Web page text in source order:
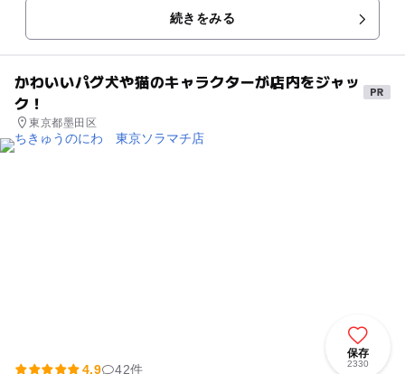
続きをみる
かわいいパグ犬や猫のキャラクターが店内をジャッ
ク！
東京都墨田区
保存
2330
4.9
42件